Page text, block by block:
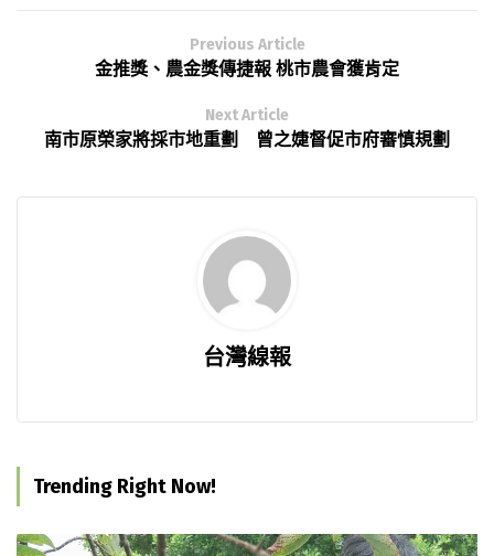
Previous Article
金推獎、農金獎傳捷報 桃市農會獲肯定
Next Article
南市原榮家將採市地重劃 曾之婕督促市府審慎規劃
台灣線報
Trending Right Now!